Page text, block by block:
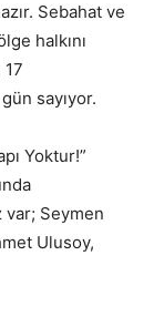
Sebahat ve
halkını
sayıyor.
Yoktur!”
var; Seymen
Ulusoy,